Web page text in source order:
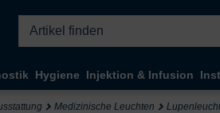
Hygiene Injektion & Infusion
Medizinische Leuchten